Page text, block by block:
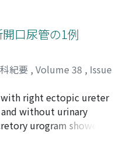
vena cava had little
contour in the right
negative for malignant
by cystoscopic
diagnosis of a right
was
contained a 2.0 x 1.0
smooth-surfaced
was transitional cell
G2 much greater
inverted proliferation in
口尿管の1例
紀要 , Volume 38 , Issue
;井原, 英有;島, 博基;生駒,
;Okamoto, Eiichi
;Shima, Hiroki ;Ikoma,
with right ectopic ureter
without urinary
urogram showed
segment with